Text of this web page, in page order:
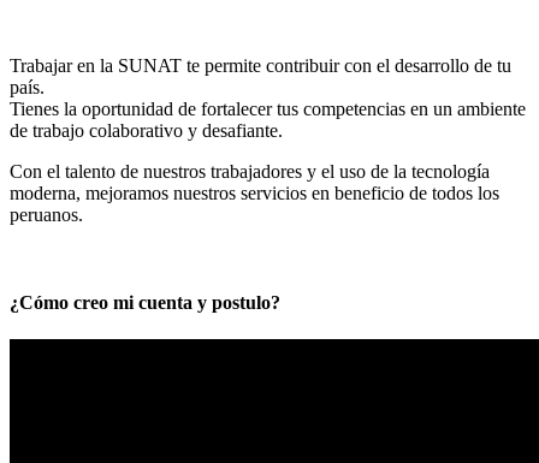
Trabajar en la SUNAT te permite contribuir con el desarrollo de tu
país.
Tienes la oportunidad de fortalecer tus competencias en un ambiente
de trabajo colaborativo y desafiante.
Con el talento de nuestros trabajadores y el uso de la tecnología
moderna, mejoramos nuestros servicios en beneficio de todos los
peruanos.
¿Cómo creo mi cuenta y postulo?